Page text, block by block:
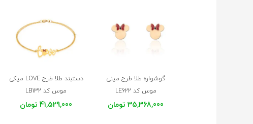
گوشواره طلا طرح مینی
موس کد LE622
35,368,000 تومان
دستبند طلا طرح LOVE میکی
موس کد LB132
41,529,000 تومان